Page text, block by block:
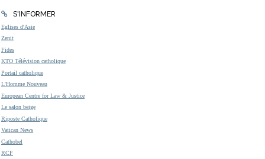
S'INFORMER
Eglises d'Asie
Zenit
Fides
KTO Télévision catholique
Portail catholique
L'Homme Nouveau
European Centre for Law & Justice
Le salon beige
Riposte Catholique
Vatican News
Cathobel
RCF